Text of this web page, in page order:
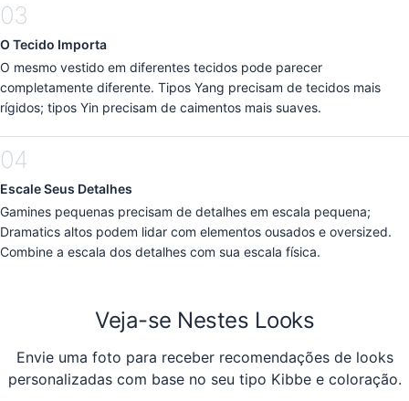
03
O Tecido Importa
O mesmo vestido em diferentes tecidos pode parecer
completamente diferente. Tipos Yang precisam de tecidos mais
rígidos; tipos Yin precisam de caimentos mais suaves.
04
Escale Seus Detalhes
Gamines pequenas precisam de detalhes em escala pequena;
Dramatics altos podem lidar com elementos ousados e oversized.
Combine a escala dos detalhes com sua escala física.
Veja-se Nestes Looks
Envie uma foto para receber recomendações de looks
personalizadas com base no seu tipo Kibbe e coloração.